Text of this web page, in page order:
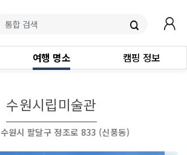
여행 명소 캠핑 정보
수원시립미술관
원시 팔달구 정조로 833 (신풍동)